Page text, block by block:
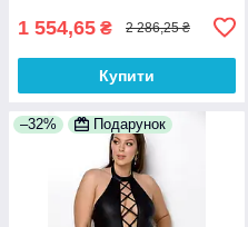
1 554,65 ₴ 2 286,25 ₴
Купити
–32% Подарунок